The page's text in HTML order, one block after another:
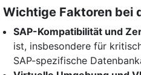
Wichtige Faktoren bei
SAP-Kompatibilität und
ist, insbesondere für
SAP-spezifische